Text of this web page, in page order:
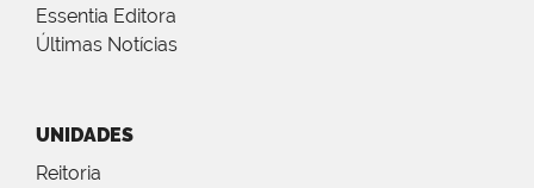
Essentia Editora
Últimas Notícias
UNIDADES
Reitoria